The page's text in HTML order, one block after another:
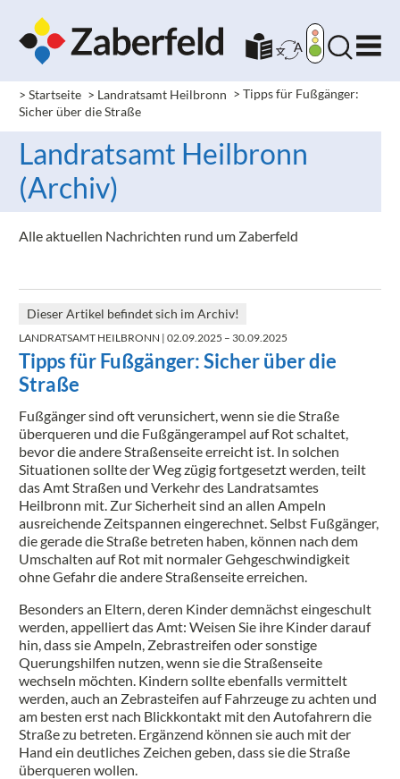
> Startseite > Landratsamt Heilbronn >Tipps für Fußgänger:
Sicher über die Straße
Landratsamt Heilbronn
(Archiv)
Alle aktuellen Nachrichten rund um Zaberfeld
Dieser Artikel befindet sich im Archiv!
LANDRATSAMT HEILBRONN | 02.09.2025 – 30.09.2025
Tipps für Fußgänger: Sicher über die
Straße
Fußgänger sind oft verunsichert, wenn sie die Straße
überqueren und die Fußgängerampel auf Rot schaltet,
bevor die andere Straßenseite erreicht ist. In solchen
Situationen sollte der Weg zügig fortgesetzt werden, teilt
das Amt Straßen und Verkehr des Landratsamtes
Heilbronn mit. Zur Sicherheit sind an allen Ampeln
ausreichende Zeitspannen eingerechnet. Selbst Fußgänger,
die gerade die Straße betreten haben, können nach dem
Umschalten auf Rot mit normaler Gehgeschwindigkeit
ohne Gefahr die andere Straßenseite erreichen.
Besonders an Eltern, deren Kinder demnächst eingeschult
werden, appelliert das Amt: Weisen Sie ihre Kinder darauf
hin, dass sie Ampeln, Zebrastreifen oder sonstige
Querungshilfen nutzen, wenn sie die Straßenseite
wechseln möchten. Kindern sollte ebenfalls vermittelt
werden, auch an Zebrasteifen auf Fahrzeuge zu achten und
am besten erst nach Blickkontakt mit den Autofahrern die
Straße zu betreten. Ergänzend können sie auch mit der
Hand ein deutliches Zeichen geben, dass sie die Straße
überqueren wollen.